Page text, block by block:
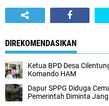
DIREKOMENDASIKAN
Ketua BPD Desa
Komando HAM
Dapur SPPG Diduga
Pemerintah Diminta